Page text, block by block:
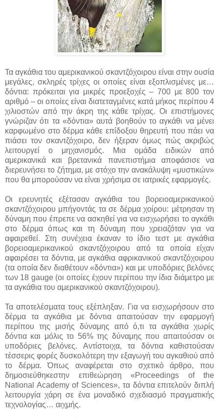
Τα αγκάθια του αμερικανικού σκαντζόχοιρου είναι στην ουσία
μεγάλες, σκληρές τρίχες οι οποίες είναι εξοπλισμένες με…
δόντια: πρόκειται για μικρές προεξοχές – 700 με 800 τον
αριθμό – οι οποίες είναι διατεταγμένες κατά μήκος περίπου 4
χιλιοστών από την άκρη της κάθε τρίχας. Οι επιστήμονες
γνώριζαν ότι τα «δόντια» αυτά βοηθούν το αγκάθι να μένει
καρφωμένο στο δέρμα κάθε επίδοξου θηρευτή που πάει να
πιάσει τον σκαντζόχοιρο, δεν ήξεραν όμως πώς ακριβώς
λειτουργεί ο μηχανισμός. Μια ομάδα ειδικών από
αμερικανικά και βρετανικά πανεπιστήμια αποφάσισε να
διερευνήσει το ζήτημα, με στόχο την ανακάλυψη «μυστικών»
που θα μπορούσαν να είναι χρήσιμα σε ιατρικές εφαρμογές.
Οι ερευνητές εξέτασαν αγκάθια του βορειοαμερικανικού
σκαντζόχοιρου μπήγοντάς τα σε δέρμα χοίρου: μέτρησαν τη
δύναμη που έπρεπε να ασκηθεί για να εισχωρήσει το αγκάθι
στο δέρμα όπως και τη δύναμη που χρειαζόταν για να
αφαιρεθεί. Στη συνέχεια έκαναν το ίδιο τεστ με αγκάθια
βορειοαμερικανικού σκαντζόχοιρου από τα οποία είχαν
αφαιρέσει τα δόντια, με αγκάθια αφρικανικού σκαντζόχοιρου
(τα οποία δεν διαθέτουν «δόντια») και με υποδόριες βελόνες
των 18 gauge (οι οποίες έχουν περίπου την ίδια διάμετρο με
τα αγκάθια του αμερικανικού σκαντζόχοιρου).
Τα αποτελέσματα τους εξέπληξαν. Για να εισχωρήσουν στο
δέρμα τα αγκάθια με δόντια απαιτούσαν την εφαρμογή
περίπου της μισής δύναμης από ό,τι τα αγκάθια χωρίς
δόντια και μόλις το 56% της δύναμης που απαιτούσαν οι
υποδόριες βελόνες. Αντίστοιχα, τα δόντια καθιστούσαν
τέσσερις φορές δυσκολότερη την εξαγωγή του αγκαθιού από
το δέρμα. Όπως αναφέρεται στο σχετικό άρθρο, που
δημοσιεύθηκεστην επιθεώρηση «Proceedings of the
National Academy of Sciences», τα δόντια επιτελούν διπλή
λειτουργία χάρη σε ένα μοναδικό σχεδιασμό πραγματικής
τεχνολογίας… αιχμής.